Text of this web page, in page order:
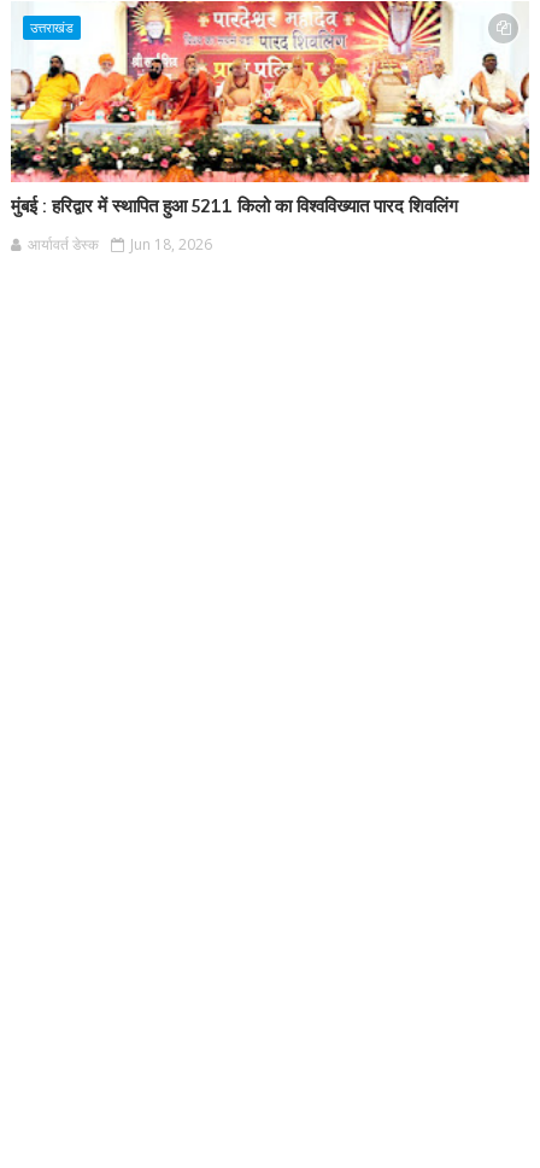
उत्तराखंड
मुंबई : हरिद्वार में स्थापित हुआ 5211 किलो का विश्वविख्यात पारद शिवलिंग
आर्यावर्त डेस्क Jun 18, 2026